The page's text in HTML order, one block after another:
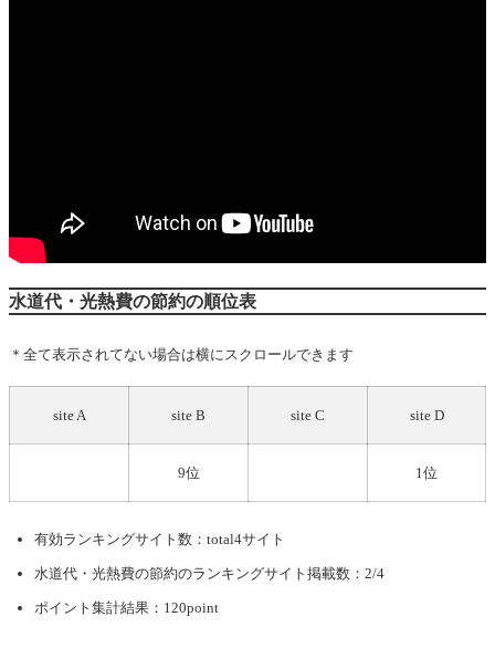
水道代・光熱費の節約の順位表
＊全て表示されてない場合は横にスクロールできます
site A site B site C site D
9位 1位
有効ランキングサイト数：total4サイト
水道代・光熱費の節約のランキングサイト掲載数：2/4
ポイント集計結果：120point